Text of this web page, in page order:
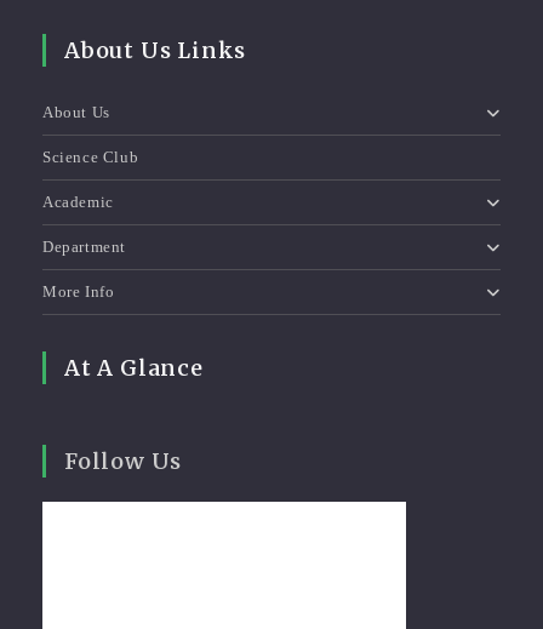
About Us Links
About Us
Science Club
Academic
Department
More Info
At A Glance
Follow Us